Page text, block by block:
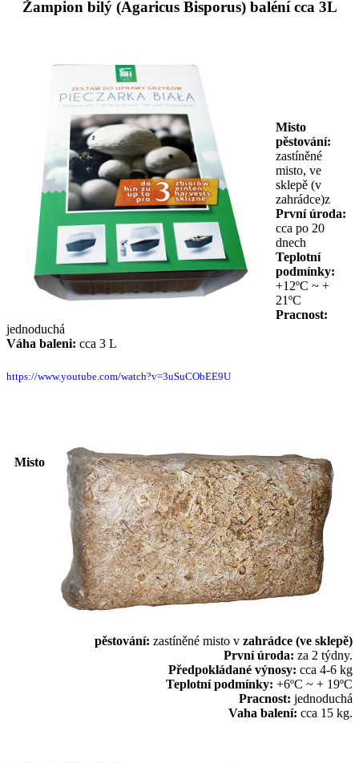
Žampion bilý (Agaricus Bisporus) baléní cca 3L
Misto
pěstování:
zastíněné
misto, ve
sklepě (v
zahrádce)z
První úroda:
cca po 20
dnech
Teplotní
podmínky:
+12ºC ~ +
21ºC
Pracnost:
jednoduchá
Váha baleni: cca 3 L
https://www.youtube.com/watch?v=3uSuCObEE9U
Misto
pěstování: zastíněné misto v zahrádce (ve sklepě)
První úroda: za 2 týdny.
Předpokládané výnosy: cca 4-6 kg
Teplotní podmínky: +6ºC ~ + 19ºC
Pracnost: jednoduchá
Vaha balení: cca 15 kg.